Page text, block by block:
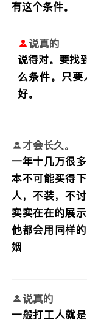
有这个条件。
说真的
说得对。要找
么条件。只要
好。
才会长久。
一年十几万很
本不可能买得
人，不装，不
实实在在的展
他都会用同样
姻
说真的
一般打工人就